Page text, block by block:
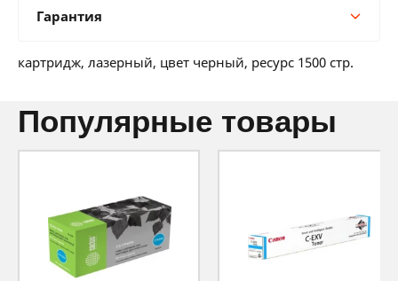
12 мес:4 BYN/мес
36 мес:2 BYN/мес
Гарантия
12 месяцев официальной гарантии от
картридж, лазерный, цвет черный, ресурс 1500 стр.
популярные товары